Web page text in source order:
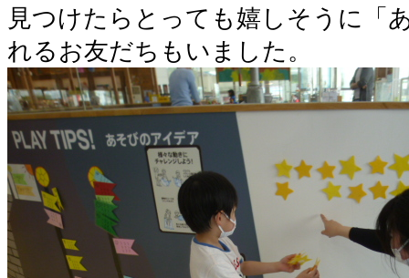
見つけたらとっても嬉しそうに「
れるお友だちもいました。